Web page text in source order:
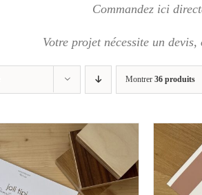
Commandez ici
Votre projet nécessite un devis,
Montrer 36 produits